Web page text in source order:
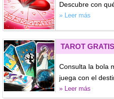
Descubre con
» Leer más
TAROT GRATIS
Consulta la bola
juega con el
» Leer más